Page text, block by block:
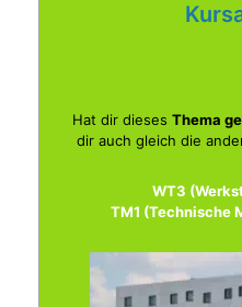
Hat dir dieses Thema
dir auch gleich die
WT3
TM1 (Technische